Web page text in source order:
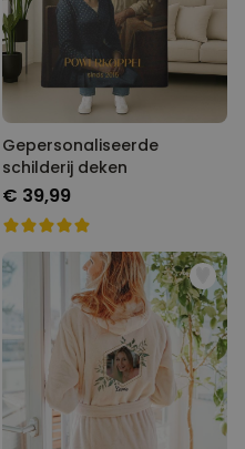
Gepersonaliseerde
schilderij deken
€ 39,99